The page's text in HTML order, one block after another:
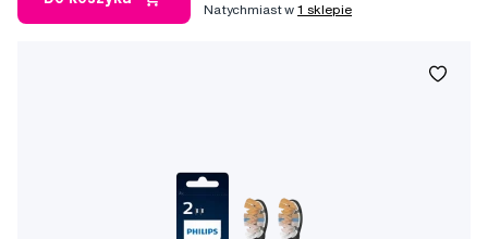
Natychmiast w1 sklepie